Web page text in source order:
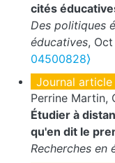
cités
Des politiques
éducatives,
04500828⟩
Journal article
Perrine Martin,
Étudier à
qu'en dit le
Recherches en